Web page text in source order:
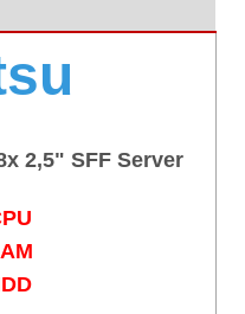
2,5" SFF Server